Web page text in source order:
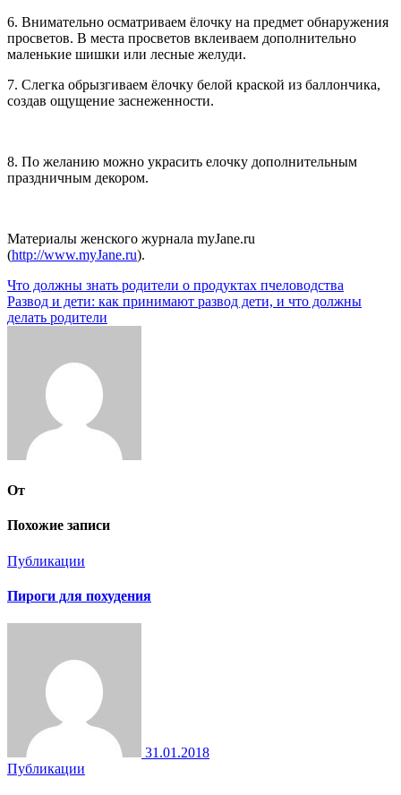
6. Внимательно осматриваем ёлочку на предмет обнаружения
просветов. В места просветов вклеиваем дополнительно
маленькие шишки или лесные желуди.
7. Слегка обрызгиваем ёлочку белой краской из баллончика,
создав ощущение заснеженности.
8. По желанию можно украсить елочку дополнительным
праздничным декором.
Материалы женского журнала myJane.ru
(http://www.myJane.ru).
Навигация
по
Что должны знать родители о продуктах пчеловодства
Развод и дети: как принимают развод дети, и что должны
делать родители
От
Похожие записи
Публикации
Пироги для похудения
31.01.2018
Публикации